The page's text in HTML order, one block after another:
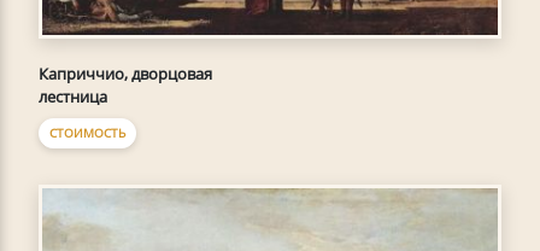
Каприччио, дворцовая
лестница
СТОИМОСТЬ